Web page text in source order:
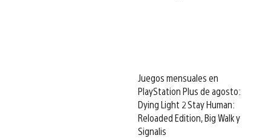
Juegos mensuales en
PlayStation Plus de agosto:
Dying Light 2 Stay Human:
Reloaded Edition, Big Walk y
Signalis